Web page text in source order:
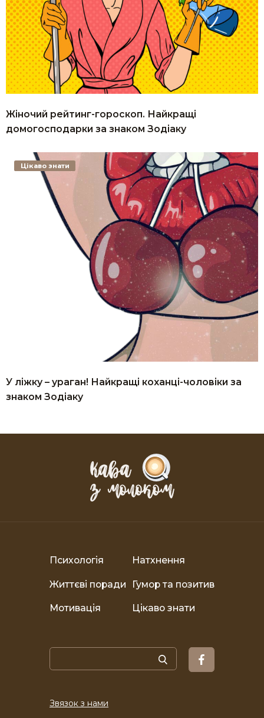
Жіночий рейтинг-гороскоп. Найкращі
домогосподарки за знаком Зодіаку
У ліжку – ураган! Найкращі коханці-чоловіки за
знаком Зодіаку
Цікаво знати
Психологія Натхнення
Життєві поради Гумор та позитив
Мотивація Цікаво знати
Звязок з нами